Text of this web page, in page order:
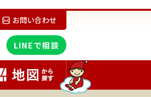
お問い合わせ
LINEで相談